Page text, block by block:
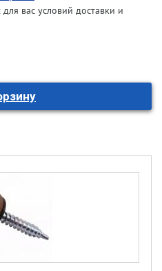
вас условий доставки и